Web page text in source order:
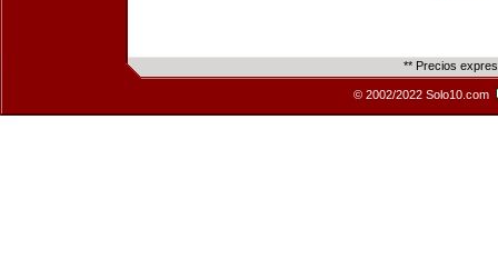
** Precios
© 2002/2022 Solo10.com